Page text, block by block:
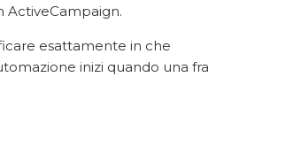
ActiveCampaign.
esattamente in che
inizi quando una fra